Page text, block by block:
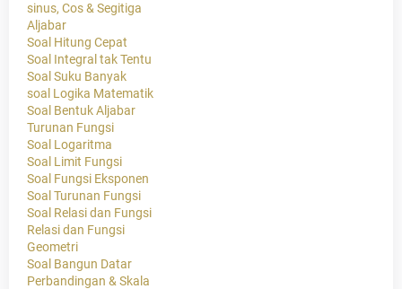
sinus, Cos & Segitiga
Aljabar
Soal Hitung Cepat
Soal Integral tak Tentu
Soal Suku Banyak
soal Logika Matematik
Soal Bentuk Aljabar
Turunan Fungsi
Soal Logaritma
Soal Limit Fungsi
Soal Fungsi Eksponen
Soal Turunan Fungsi
Soal Relasi dan Fungsi
Relasi dan Fungsi
Geometri
Soal Bangun Datar
Perbandingan & Skala